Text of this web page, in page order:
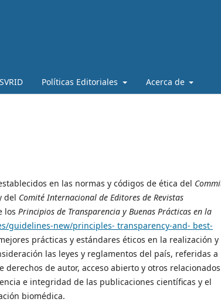
Políticas Editoriales Acerca de
en las normas y códigos de ética del
del Comité Internacional de Editores de Revistas
los Principios de Transparencia y Buenas Prácticas en la
guidelines-new/principles- transparency-and- best-
prácticas y estándares éticos en la realización y
las leyes y reglamentos del país, referidas a
de autor, acceso abierto y otros relacionados
e integridad de las publicaciones científicas y el
biomédica.